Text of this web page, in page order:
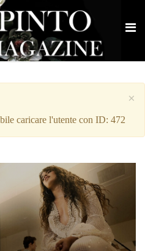
×
caricare l'utente con ID: 472